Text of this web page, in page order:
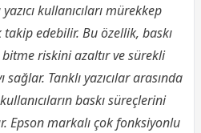
kullanıcıları mürekkep
edebilir. Bu özellik, baskı
riskini azaltır ve sürekli
Tanklı yazıcılar arasında
baskı süreçlerini
Epson markalı çok fonksiyonlu